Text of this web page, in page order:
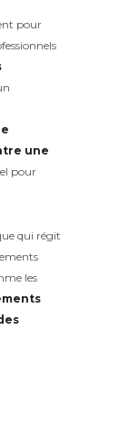
pour
une
pour
qui régit
les